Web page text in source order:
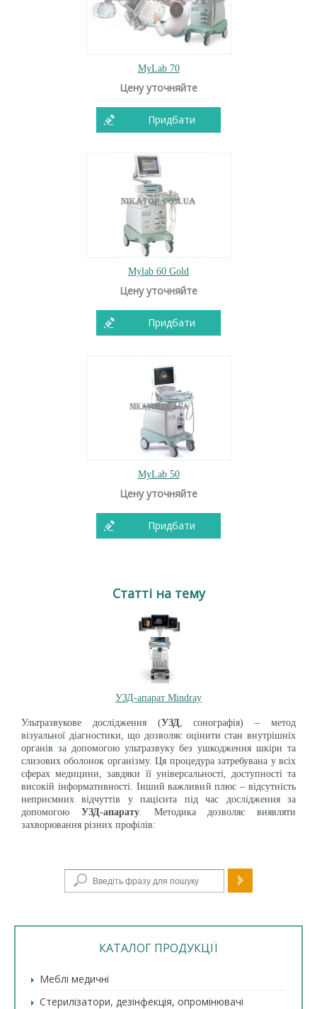
MyLab 70
Цену уточняйте
Придбати
Mylab 60 Gold
Цену уточняйте
Придбати
MyLab 50
Цену уточняйте
Придбати
Статті на тему
УЗД-апарат Mindray
Ультразвукове дослідження (УЗД, сонографія) – метод
візуальної діагностики, що дозволяє оцінити стан внутрішніх
органів за допомогою ультразвуку без ушкодження шкіри та
слизових оболонок організму. Ця процедура затребувана у всіх
сферах медицини, завдяки її універсальності, доступності та
високій інформативності. Інший важливий плюс – відсутність
неприємних відчуттів у пацієнта під час дослідження за
допомогою УЗД-апарату. Методика дозволяє виявляти
захворювання різних профілів:
Пошукова форма
КАТАЛОГ ПРОДУКЦІЇ
Меблі медичні
Стерилізатори, дезінфекція, опромінювачі